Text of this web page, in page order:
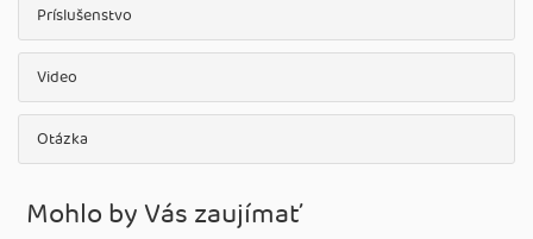
Príslušenstvo
Video
Otázka
Mohlo by Vás zaujímať